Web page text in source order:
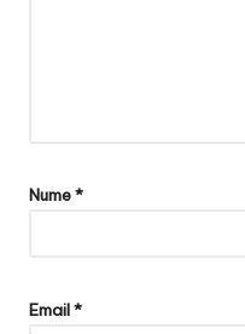
Nume*
Email*